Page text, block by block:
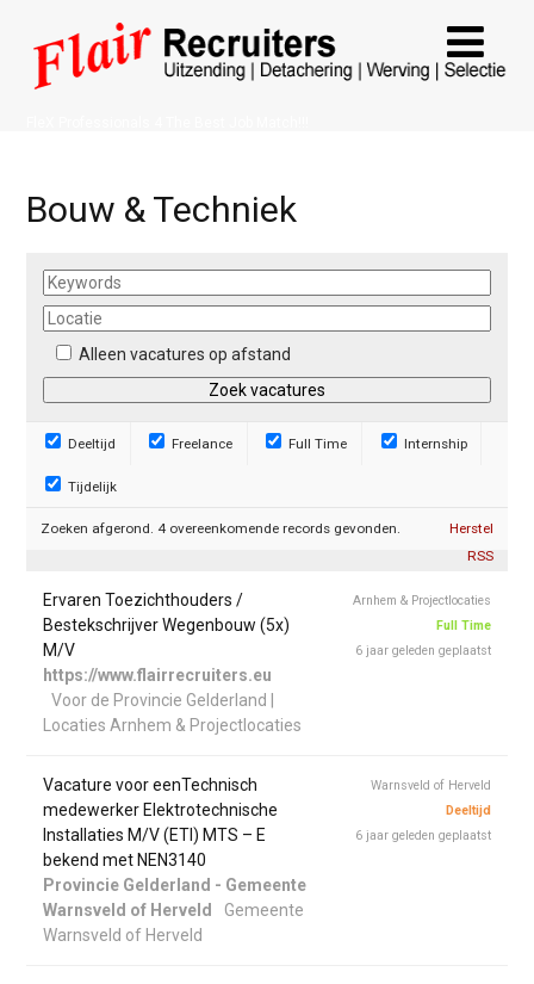
Bouw & Techniek
Alleen vacatures op afstand
Deeltijd Freelance Full Time Internship
Tijdelijk
Zoeken afgerond. 4 overeenkomende records gevonden.
Herstel
RSS
Ervaren Toezichthouders /
Bestekschrijver Wegenbouw (5x)
M/V
https://www.flairrecruiters.eu
Voor de Provincie Gelderland |
Locaties Arnhem & Projectlocaties
Arnhem & Projectlocaties
Full Time
6 jaar geleden geplaatst
Vacature voor eenTechnisch
medewerker Elektrotechnische
Installaties M/V (ETI) MTS – E
bekend met NEN3140
Provincie Gelderland - Gemeente
Warnsveld of Herveld
Gemeente
Warnsveld of Herveld
Warnsveld of Herveld
Deeltijd
6 jaar geleden geplaatst